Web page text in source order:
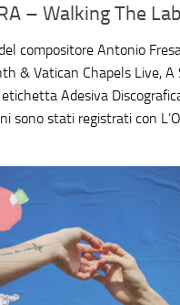
– Walking The
compositore Antonio
& Vatican Chapels Live, A
etichetta Adesiva
sono stati registrati con